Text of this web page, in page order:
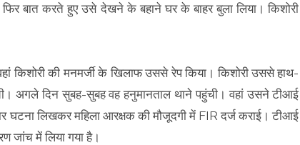
बात करते हुए उसे देखने के बहाने घर के बाहर बुला लिया। किशोरी
किशोरी की मनमर्जी के खिलाफ उससे रेप किया। किशोरी उससे हाथ-
अगले दिन सुबह-सुबह वह हनुमानताल थाने पहुंची। वहां उसने टीआई
घटना लिखकर महिला आरक्षक की मौजूदगी में FIR दर्ज कराई। टीआई
जांच में लिया गया है।